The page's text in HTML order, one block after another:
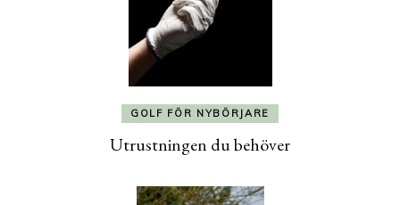
GOLF FÖR NYBÖRJARE
Utrustningen du behöver